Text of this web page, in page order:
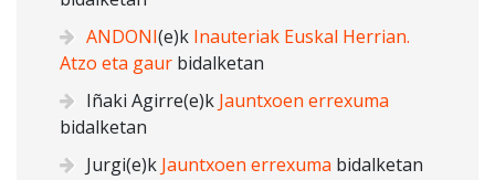
ANDONI(e)k Inauteriak Euskal Herrian.
Atzo eta gaur bidalketan
Iñaki Agirre(e)k Jauntxoen errexuma
bidalketan
Jurgi(e)k Jauntxoen errexuma bidalketan